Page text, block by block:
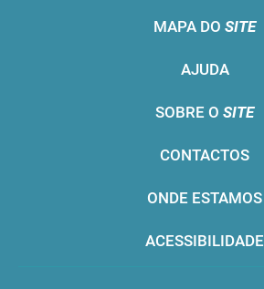
MAPA DO SITE
AJUDA
SOBRE O SITE
CONTACTOS
ONDE ESTAMOS
ACESSIBILIDADE